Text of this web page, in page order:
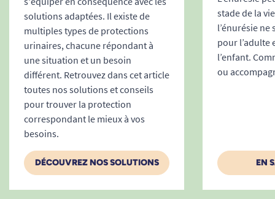
solutions adaptées. Il existe de
multiples types de protections
urinaires, chacune répondant à
une situation et un besoin
différent. Retrouvez dans cet article
toutes nos solutions et conseils
pour trouver la protection
correspondant le mieux à vos
besoins.
DÉCOUVREZ NOS SOLUTIONS
stade de la
l’énurésie ne
pour l’adulte
l’enfant.
ou
EN